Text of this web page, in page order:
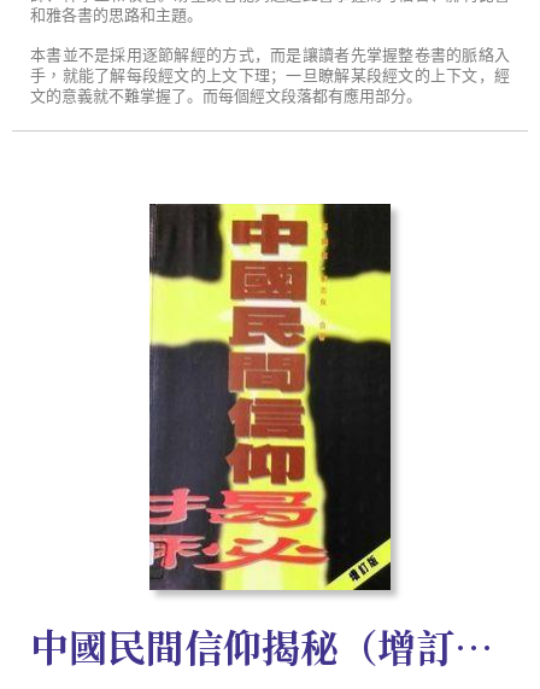
和雅各書的思路和主題。
本書並不是採用逐節解經的方式，而是讓讀者先掌握整卷書的脈絡入
手， 就能了解每段經文的上文下理；一旦瞭解某段經文的上下文，經
文的意義就不難掌握了。而每個經文段落都有應用部分。
中國民間信仰揭秘（增訂版）